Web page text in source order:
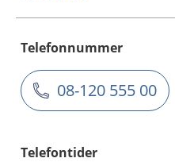
Telefonnummer
08-120 555 00
Telefontider